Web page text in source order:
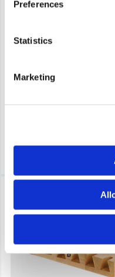
Preferences
Statistics
Marketing
Köp